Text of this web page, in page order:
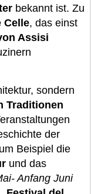
bekannt ist. Zu
Celle, das einst
Assisi
sondern
Traditionen
der
Beispiel die
und das
Anfang Juni